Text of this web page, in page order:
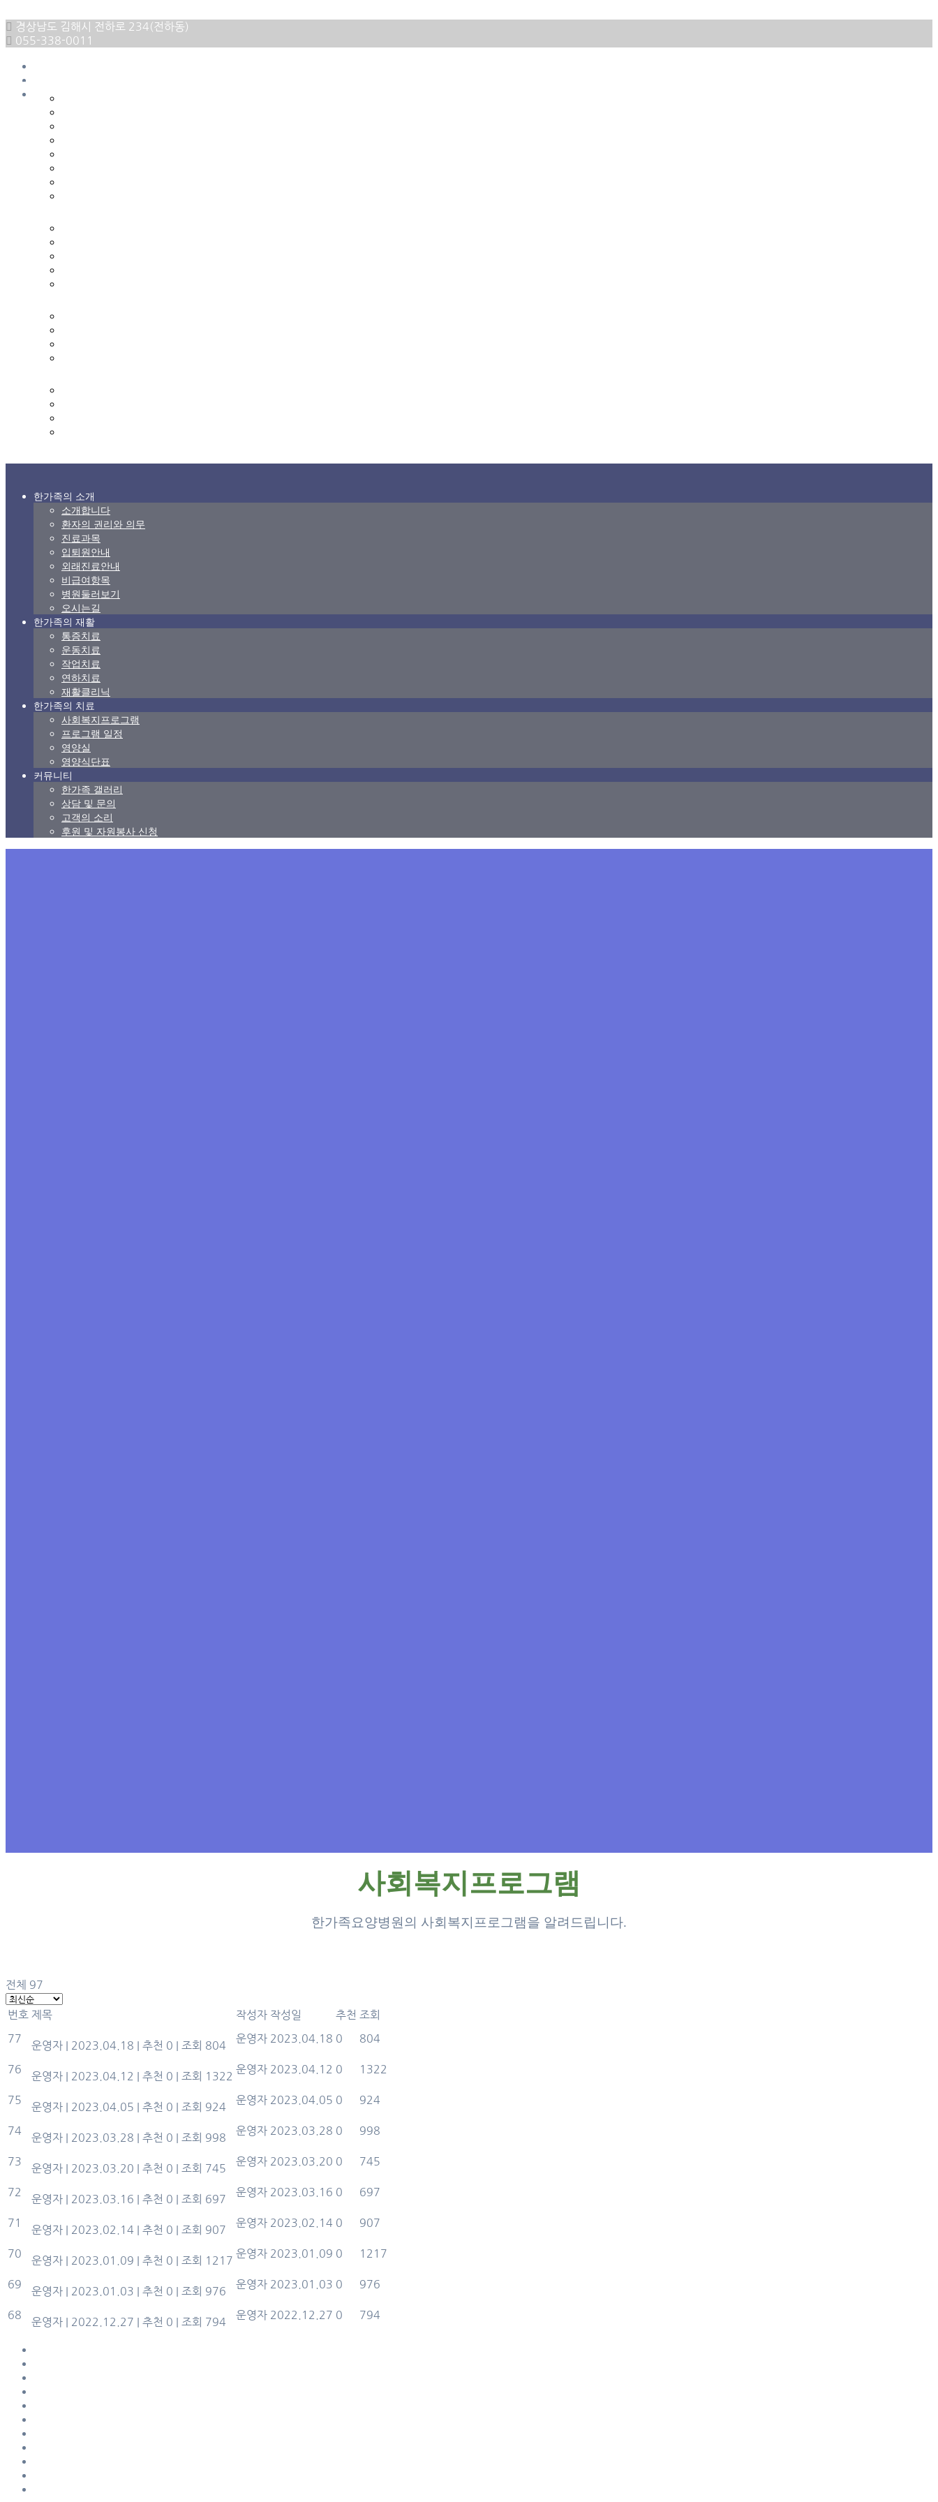
경상남도 김해시 전하로 234(전하동)
055-338-0011
한가족의 소개
소개합니다
환자의 권리와 의무
진료과목
입퇴원안내
외래진료안내
비급여항목
병원둘러보기
오시는길
한가족의 재활
통증치료
운동치료
작업치료
연하치료
재활클리닉
한가족의 치료
사회복지프로그램
프로그램 일정
영양실
영양식단표
커뮤니티
한가족 갤러리
상담 및 문의
고객의 소리
후원 및 자원봉사 신청
사회복지프로그램
한가족요양병원의 사회복지프로그램을 알려드립니다.
전체 97
번호 제목 작성자 작성일 추천 조회
77
운영자 | 2023.04.18 | 추천 0 | 조회 804
운영자 2023.04.18 0 804
76
운영자 | 2023.04.12 | 추천 0 | 조회 1322
운영자 2023.04.12 0 1322
75
운영자 | 2023.04.05 | 추천 0 | 조회 924
운영자 2023.04.05 0 924
74
운영자 | 2023.03.28 | 추천 0 | 조회 998
운영자 2023.03.28 0 998
73
운영자 | 2023.03.20 | 추천 0 | 조회 745
운영자 2023.03.20 0 745
72
운영자 | 2023.03.16 | 추천 0 | 조회 697
운영자 2023.03.16 0 697
71
운영자 | 2023.02.14 | 추천 0 | 조회 907
운영자 2023.02.14 0 907
70
운영자 | 2023.01.09 | 추천 0 | 조회 1217
운영자 2023.01.09 0 1217
69
운영자 | 2023.01.03 | 추천 0 | 조회 976
운영자 2023.01.03 0 976
68
운영자 | 2022.12.27 | 추천 0 | 조회 794
운영자 2022.12.27 0 794